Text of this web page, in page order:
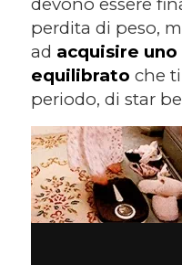
devono essere
perdita di peso,
ad acquisire
equilibrato che
periodo, di star